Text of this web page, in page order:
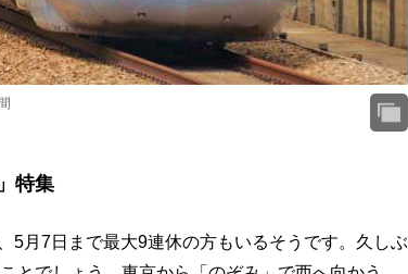
特集
5月7日まで最大9連休の方もいるそうです。久しぶ